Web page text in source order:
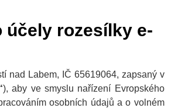
účely rozesílky e-
nad Labem, IČ 65619064, zapsaný v
), aby ve smyslu nařízení Evropského
osobních údajů a o volném